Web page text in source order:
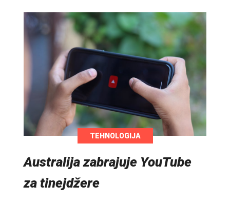
TEHNOLOGIJA
Australija zabrajuje YouTube
za tinejdžere